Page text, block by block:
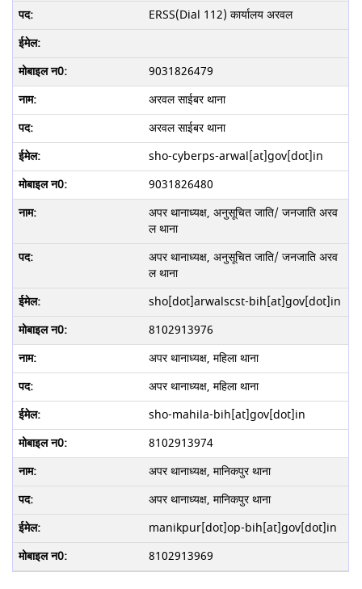
ERSS(Dial 112) कार्यालय अरवल
9031826479
अरवल साईबर थाना
अरवल साईबर थाना
sho-cyberps-arwal[at]gov[dot]in
9031826480
अपर थानाध्यक्ष, अनुसूचित जाति/ जनजाति अरव
ल थाना
अपर थानाध्यक्ष, अनुसूचित जाति/ जनजाति अरव
ल थाना
sho[dot]arwalscst-bih[at]gov[dot]in
8102913976
अपर थानाध्यक्ष, महिला थाना
अपर थानाध्यक्ष, महिला थाना
sho-mahila-bih[at]gov[dot]in
8102913974
अपर थानाध्यक्ष, मानिकपुर थाना
अपर थानाध्यक्ष, मानिकपुर थाना
manikpur[dot]op-bih[at]gov[dot]in
8102913969